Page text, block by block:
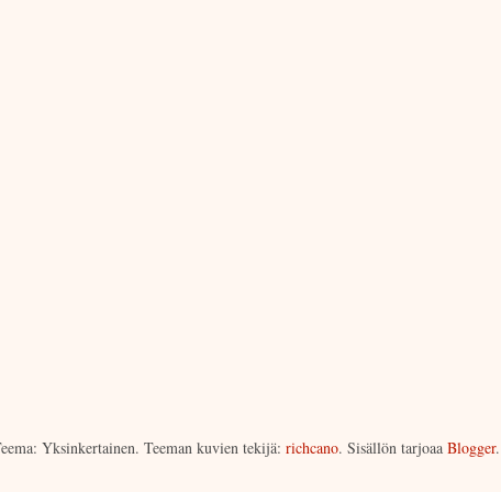
Yksinkertainen. Teeman kuvien tekijä: richcano. Sisällön tarjoaa Blogger.